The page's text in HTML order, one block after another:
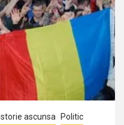
Istorie ascunsa
Politic